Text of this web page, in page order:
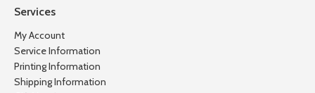
Services
My Account
Service Information
Printing Information
Shipping Information